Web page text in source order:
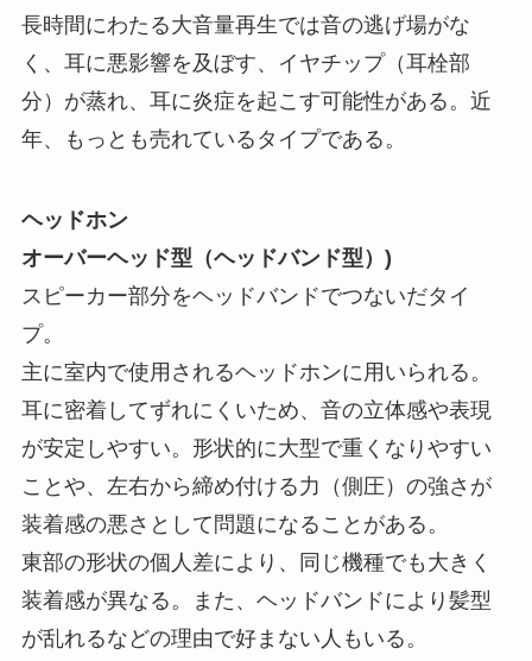
長時間にわたる大音量再生では音の逃げ場がな
く、耳に悪影響を及ぼす、イヤチップ（耳栓部
分）が蒸れ、耳に炎症を起こす可能性がある。近
年、もっとも売れているタイプである。
ヘッドホン
オーバーヘッド型（ヘッドバンド型）)
スピーカー部分をヘッドバンドでつないだタイ
プ。
主に室内で使用されるヘッドホンに用いられる。
耳に密着してずれにくいため、音の立体感や表現
が安定しやすい。形状的に大型で重くなりやすい
ことや、左右から締め付ける力（側圧）の強さが
装着感の悪さとして問題になることがある。
東部の形状の個人差により、同じ機種でも大きく
装着感が異なる。また、ヘッドバンドにより髪型
が乱れるなどの理由で好まない人もいる。